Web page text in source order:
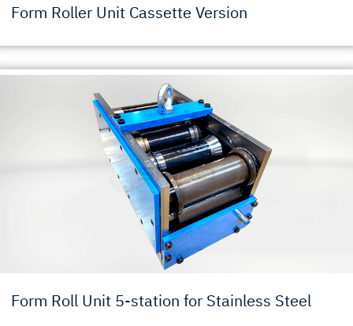
Form Roller Unit Cassette Version
Form Roll Unit 5-station for Stainless Steel